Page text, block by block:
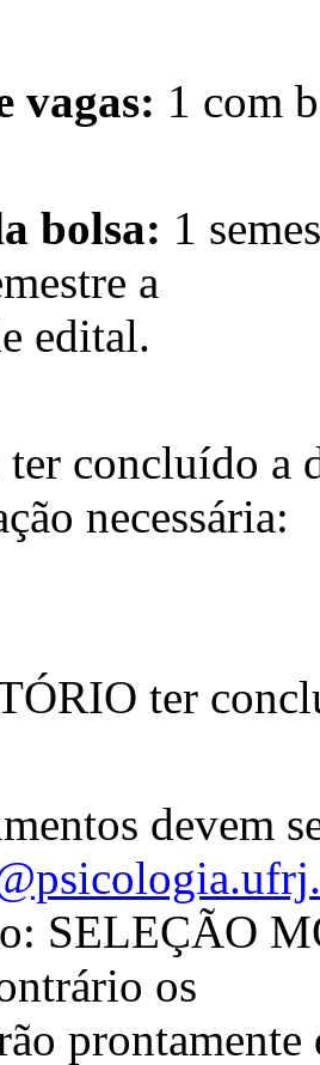
vagas: 1 com
bolsa: 1
a
edital.
ter concluído a
necessária:
ter
devem
SELEÇÃO
os
prontamente